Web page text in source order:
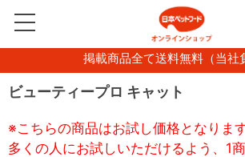
掲載商品全て送料無料（当社
ビューティープロ キャット
※こちらの商品はお試し価格となります
多くの人にお試しいただけるよう、1